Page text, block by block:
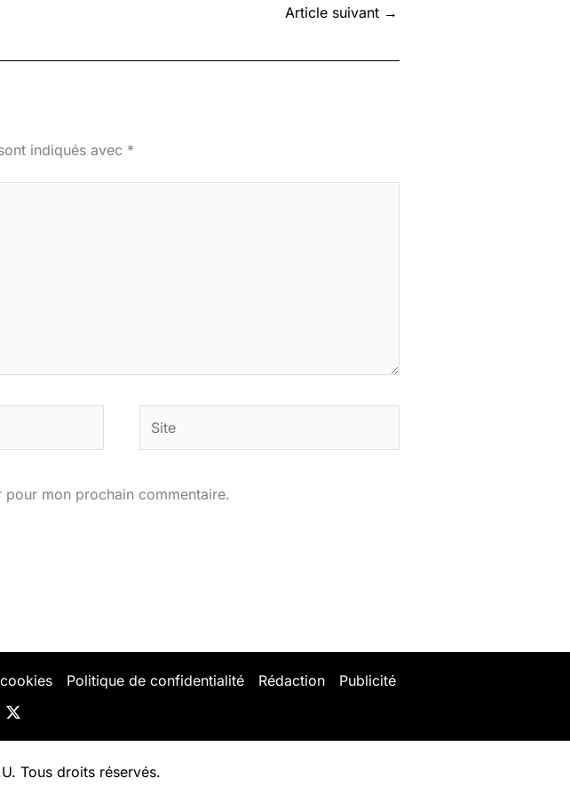
Article suivant →
indiqués avec *
mon prochain commentaire.
Politique de confidentialité Rédaction Publicité
Tous droits réservés.